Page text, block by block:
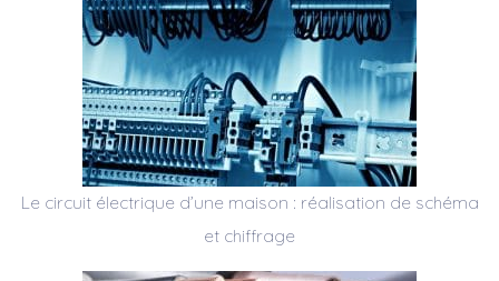
Le circuit électrique d’une maison : réalisation de schéma
et chiffrage